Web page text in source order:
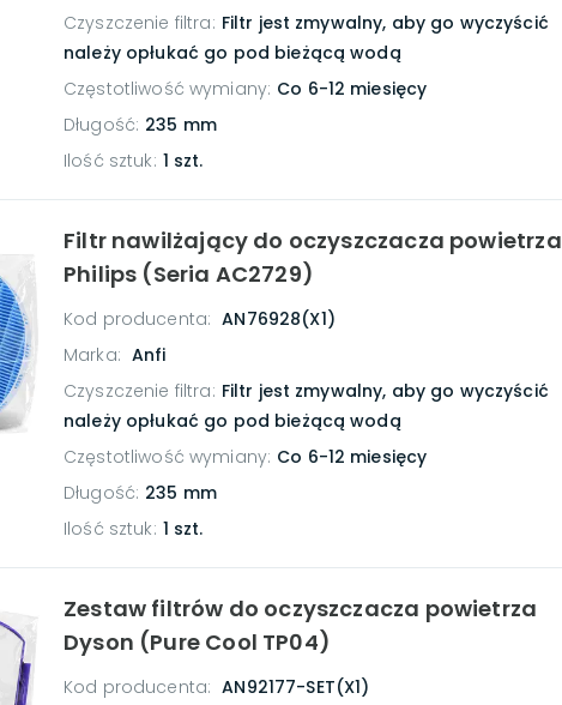
Czyszczenie filtra: Filtr jest zmywalny, aby go wyczyścić
należy opłukać go pod bieżącą wodą
Częstotliwość wymiany: Co 6-12 miesięcy
Długość: 235 mm
Ilość sztuk: 1 szt.
Filtr nawilżający do oczyszczacza powietrza
Philips (Seria AC2729)
Kod producenta: AN76928(X1)
Marka: Anfi
Czyszczenie filtra: Filtr jest zmywalny, aby go wyczyścić
należy opłukać go pod bieżącą wodą
Częstotliwość wymiany: Co 6-12 miesięcy
Długość: 235 mm
Ilość sztuk: 1 szt.
Zestaw filtrów do oczyszczacza powietrza
Dyson (Pure Cool TP04)
Kod producenta: AN92177-SET(X1)